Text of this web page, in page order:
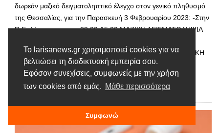
Το larisanews.gr χρησιμοποιεί cookies για να
βελτιώσει τη διαδικτυακή εμπειρία σου.
Εφόσον συνεχίσεις, συμφωνείς με την χρήση
των cookies από εμάς. Μάθε περισσότερα
Συμφωνώ
δωρεάν μαζικό δειγματοληπτικό έλεγχο στον γενικό πληθυσμό
της Θεσσαλίας, για την Παρασκευή 3 Φεβρουαρίου 2023: -Στην
Π.Ε. Λάρισας: 09:00-15:00 ΜΑΖΙΚΗ ΔΕΙΓΜΑΤΟΛΗΨΙΑ
ΔΕΙΓΜΑΤΟΛΗΨΙΑ ΣΤΟΝ ΟΣΕ ΛΑΡΙΣΑΣ 09:00-15:00 ΜΑΖΙΚΗ
ΔΕΙΓΜΑΤΟΛΗΨΙΑ ΣΤΟ ΕΜΠΟΡΙΚΟ ΚΕΝΤΡΟ ΓΑΙΑ …
Διαβάστε περισσότερα